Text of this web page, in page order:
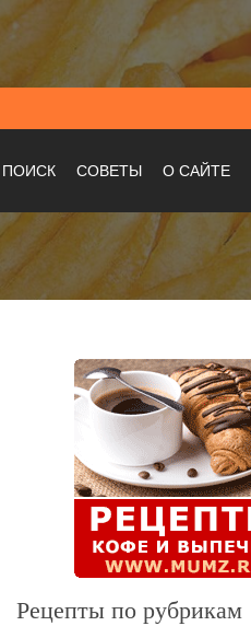
ПОИСК СОВЕТЫ О САЙТЕ
Рецепты по рубрикам